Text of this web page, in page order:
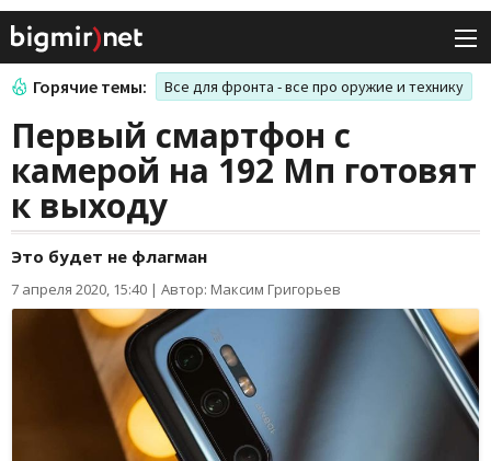
Горячие темы: Все для фронта - все про оружие и технику
Первый смартфон с
камерой на 192 Мп готовят
к выходу
Это будет не флагман
7 апреля 2020, 15:40 | Автор: Максим Григорьев